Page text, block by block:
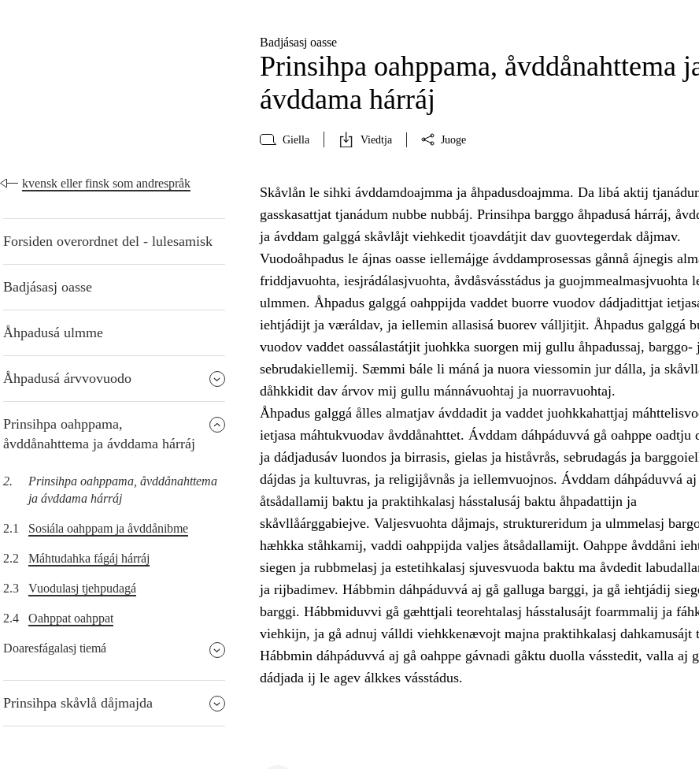
Badjásasj oasse
Prinsihpa oahppama, åvddånahttema
ávddama hárráj
Giella Viedtja Juoge
kvensk eller finsk som andrespråk
Forsiden overordnet del - lulesamisk
Badjásasj oasse
Åhpadusá ulmme
Åhpadusá árvvovuodo
Prinsihpa oahppama,
åvddånahttema ja ávddama hárráj
2.
Prinsihpa oahppama, åvddånahttema
ja ávddama hárráj
2.1 Sosiála oahppam ja åvddånibme
2.2 Máhtudahka fágáj hárráj
2.3 Vuodulasj tjehpudagá
2.4 Oahppat oahppat
Doaresfágalasj tiemá
Prinsihpa skåvlå dåjmajda
Skåvlån le sihki ávddamdoajmma ja åhpadusdoajmma. Da libá aktij
gasskasattjat tjanádum nubbe nubbáj. Prinsihpa barggo åhpadusá hárráj,
ja ávddam galggá skåvlåjt viehkedit tjoavdátjit dav guovtegerdak dåjmav.
Vuodoåhpadus le ájnas oasse iellemájge ávddamprosessas gånnå ájnegis
friddjavuohta, iesjrádálasjvuohta, åvdåsvásstádus ja guojmmealmasjvuohta
ulmmen. Åhpadus galggá oahppijda vaddet buorre vuodov dádjadittjat
iehtjádijt ja væráldav, ja iellemin allasisá buorev válljitjit. Åhpadus galggá
vuodov vaddet oassálastátjit juohkka suorgen mij gullu åhpadussaj, barggo-
sebrudakiellemij. Sæmmi bále li máná ja nuora viessomin jur dálla, ja
dåhkkidit dav árvov mij gullu mánnávuohtaj ja nuorravuohtaj.
Åhpadus galggá ålles almatjav ávddadit ja vaddet juohkkahattjaj
ietjasa máhtukvuodav åvddånahttet. Ávddam dáhpáduvvá gå oahppe oadtju
ja dádjadusáv luondos ja birrasis, gielas ja histåvrås, sebrudagás ja
dájdas ja kultuvras, ja religijåvnås ja iellemvuojnos. Ávddam dáhpáduvvá aj
åtsådallamij baktu ja praktihkalasj hásstalusáj baktu åhpadattijn ja
skåvllåárggabiejve. Valjesvuohta dåjmajs, struktureridum ja ulmmelasj
hæhkka ståhkamij, vaddi oahppijda valjes åtsådallamijt. Oahppe åvddåni
siegen ja rubbmelasj ja estetihkalasj sjuvesvuoda baktu ma åvdedit
ja rijbadimev. Hábbmin dáhpáduvvá aj gå galluga barggi, ja gå iehtjádij
barggi. Hábbmiduvvi gå gæhttjali teorehtalasj hásstalusájt foarmmalij ja
viehkijn, ja gå adnuj válldi viehkkenævojt majna praktihkalasj dahkamusájt
Hábbmin dáhpáduvvá aj gå oahppe gávnadi gåktu duolla vásstedit, valla aj
dádjada ij le agev álkkes vásstádus.